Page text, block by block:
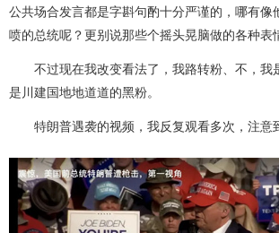
公共场合发言都是字斟句酌十分严谨的，哪有像
喷的总统呢？更别说那些个摇头晃脑做的各种表
不过现在我改变看法了，我路转粉、不，
是川建国地地道道的黑粉。
特朗普遇袭的视频，我反复观看多次，注意